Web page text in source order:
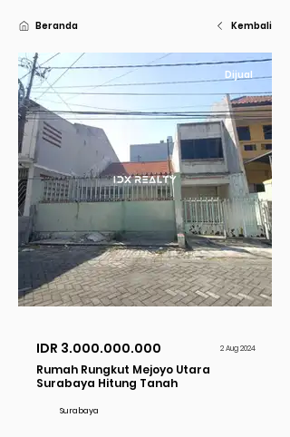
Beranda Kembali
Dijual
IDR 3.000.000.000 2 Aug 2024
Rumah Rungkut Mejoyo Utara
Surabaya Hitung Tanah
Surabaya